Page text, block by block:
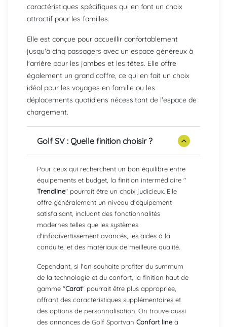
caractéristiques spécifiques qui en font un choix
attractif pour les familles.
Elle est conçue pour accueillir confortablement
jusqu'à cinq passagers avec un espace généreux à
l'arrière pour les jambes et les têtes. Elle offre
également un grand coffre, ce qui en fait un choix
idéal pour les voyages en famille ou les
déplacements quotidiens nécessitant de l'espace de
chargement.
Golf SV : Quelle finition choisir ?
Pour ceux qui recherchent un bon équilibre entre
équipements et budget, la finition intermédiaire "
Trendline" pourrait être un choix judicieux. Elle
offre généralement un niveau d'équipement
satisfaisant, incluant des fonctionnalités
modernes telles que les systèmes
d'infodivertissement avancés, les aides à la
conduite, et des matériaux de meilleure qualité.
Cependant, si l'on souhaite profiter du summum
de la technologie et du confort, la finition haut de
gamme "Carat" pourrait être plus appropriée,
offrant des caractéristiques supplémentaires et
des options de personnalisation. On trouve aussi
des annonces de Golf Sportvan Confort lineà